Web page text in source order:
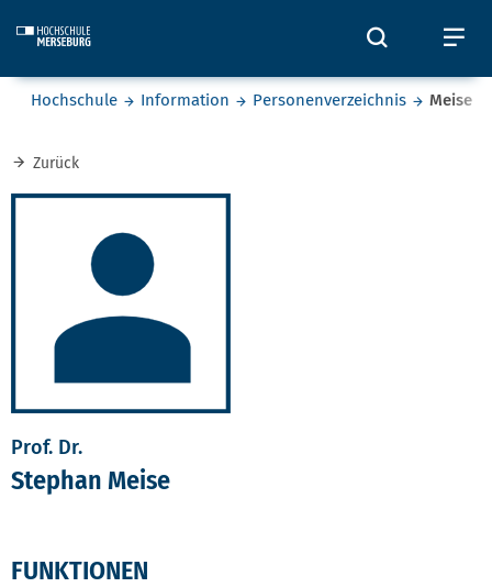
Öffnet
Sie befinden sich hier:
Hochschule Information Personenverzeichnis Meise
Zurück
Prof. Dr.
Stephan Meise
FUNKTIONEN